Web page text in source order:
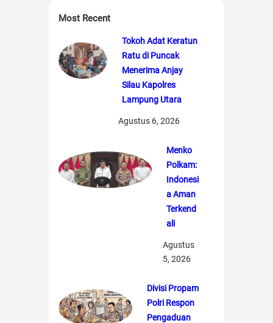
Most Recent
Tokoh Adat Keratun
Ratu di Puncak
Menerima Anjay
Silau Kapolres
Lampung Utara
Agustus 6, 2026
Menko
Polkam:
Indonesi
a Aman
Terkend
ali
Agustus
5, 2026
Divisi Propam
Polri Respon
Pengaduan